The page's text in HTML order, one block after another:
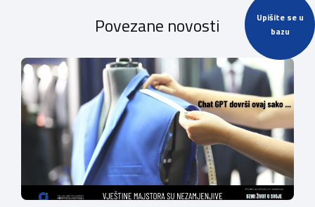
Upišite se u
bazu
Povezane novosti